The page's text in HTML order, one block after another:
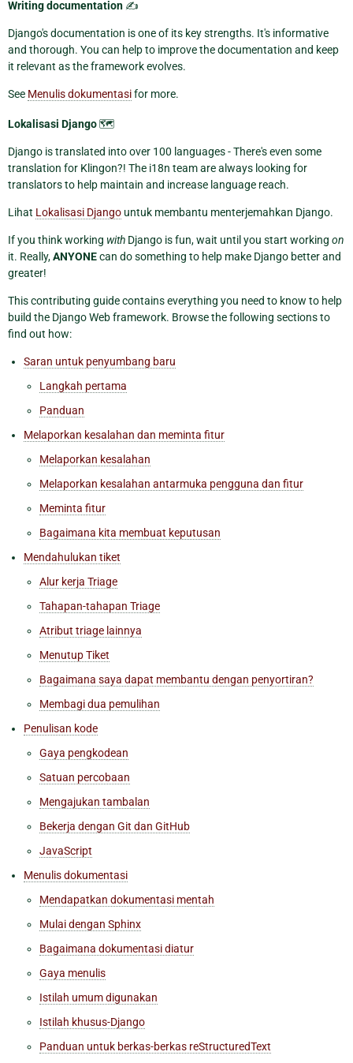
Writing documentation ✍️
Django's documentation is one of its key strengths. It's informative
and thorough. You can help to improve the documentation and keep
it relevant as the framework evolves.
See Menulis dokumentasifor more.
Lokalisasi Django🗺️
Django is translated into over 100 languages - There's even some
translation for Klingon?! The i18n team are always looking for
translators to help maintain and increase language reach.
Lihat Lokalisasi Django untuk membantu menterjemahkan Django.
If you think working with Django is fun, wait until you start working on
it. Really,ANYONEcan do something to help make Django better and
greater!
This contributing guide contains everything you need to know to help
build the Django Web framework. Browse the following sections to
find out how:
Saran untuk penyumbang baru
Langkah pertama
Panduan
Melaporkan kesalahan dan meminta fitur
Melaporkan kesalahan
Melaporkan kesalahan antarmuka pengguna dan fitur
Meminta fitur
Bagaimana kita membuat keputusan
Mendahulukan tiket
Alur kerja Triage
Tahapan-tahapan Triage
Atribut triage lainnya
Menutup Tiket
Bagaimana saya dapat membantu dengan penyortiran?
Membagi dua pemulihan
Penulisan kode
Gaya pengkodean
Satuan percobaan
Mengajukan tambalan
Bekerja dengan Git dan GitHub
JavaScript
Menulis dokumentasi
Mendapatkan dokumentasi mentah
Mulai dengan Sphinx
Bagaimana dokumentasi diatur
Gaya menulis
Istilah umum digunakan
Istilah khusus-Django
Panduan untuk berkas-berkas reStructuredText